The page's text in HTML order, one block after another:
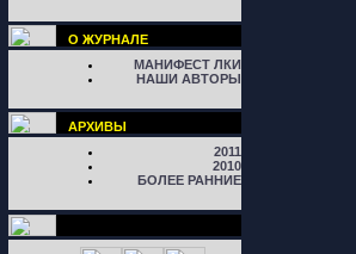
О ЖУРНАЛЕ
МАНИФЕСТ ЛКИ
НАШИ АВТОРЫ
АРХИВЫ
2011
2010
БОЛЕЕ РАННИЕ